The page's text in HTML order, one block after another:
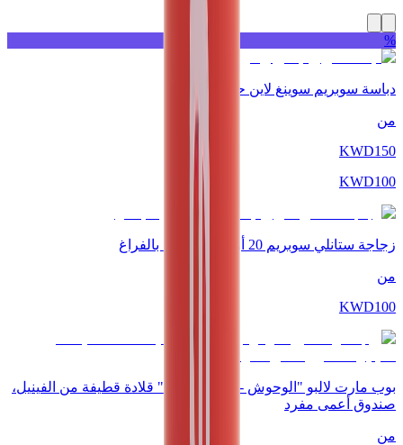
%
دباسة سوبريم سوينغ لاين حمراء
من
KWD150
KWD100
زجاجة ستانلي سوبريم 20 أونصة معزولة بالفراغ
من
KWD100
بوب مارت لالبو "الوحوش - ماكرون لذيذ" قلادة قطيفة من الفينيل،
صندوق أعمى مفرد
من